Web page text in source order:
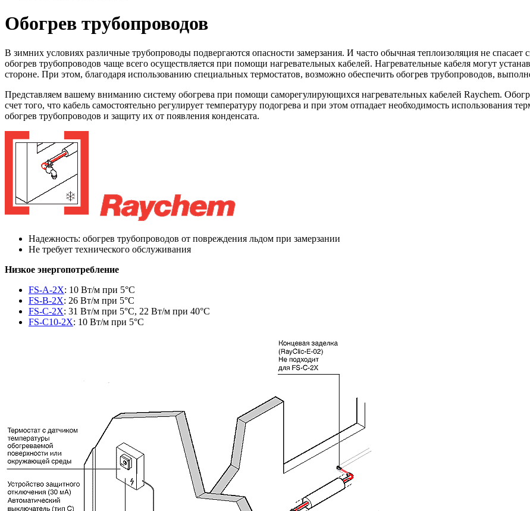
Обогрев трубопроводов
В зимних условиях различные трубопроводы подвергаются опасности замерзания. И часто обычная теплоизоляция не
обогрев трубопроводов чаще всего осуществляется при помощи нагревательных кабелей. Нагревательные кабеля могут
стороне. При этом, благодаря использованию специальных термостатов, возможно обеспечить обогрев трубопроводов,
Представляем вашему вниманию систему обогрева при помощи саморегулирующихся нагревательных кабелей Raychem.
счет того, что кабель самостоятельно регулирует температуру подогрева и при этом отпадает необходимость использования
обогрев трубопроводов и защиту их от появления конденсата.
Надежность: обогрев трубопроводов от повреждения льдом при замерзании
Не требует технического обслуживания
Низкое энергопотребление
FS-A-2X: 10 Вт/м при 5°C
FS-B-2X: 26 Вт/м при 5°C
FS-C-2X: 31 Вт/м при 5°C, 22 Вт/м при 40°C
FS-C10-2X: 10 Вт/м при 5°C